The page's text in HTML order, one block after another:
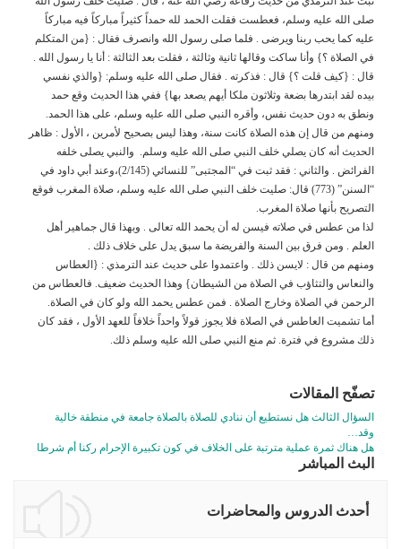
صلى الله عليه وسلم، فعطست فقلت الحمد لله حمداً كثيراً مباركاً فيه مباركاً
عليه كما يحب ربنا ويرضى . فلما صلى رسول الله وانصرف فقال : {من المتكلم
في الصلاة ؟} وأنا ساكت وقالها ثانية وثالثة ، فقلت بعد الثالثة : أنا يا رسول الله .
قال : {كيف قلت ؟} قال : فذكرته . فقال صلى الله عليه وسلم: {والذي نفسي
بيده لقد ابتدرها بضعة وثلاثون ملكا أيهم يصعد بها} ففي هذا الحديث وقع حمد
ونطق به دون حديث نفس، وأقره النبي صلى الله عليه وسلم، على هذا الحمد.
ومنهم من قال إن هذه الصلاة كانت سنة، وهذا ليس بصحيح لأمرين ، الأول : ظاهر
الحديث أنه كان يصلي خلف النبي صلى الله عليه وسلم. والنبي يصلى خلفه
الفرائض . والثاني : فقد ثبت في “المجتبى” للنسائي (2/145)،وعند أبي داود في
“السنن” (773) قال: صليت خلف النبي صلى الله عليه وسلم، صلاة المغرب فوقع
التصريح بأنها صلاة المغرب.
لذا من عطس في صلاته فيسن له أن يحمد الله تعالى . وبهذا قال جماهير أهل
العلم . ومن فرق بين السنة والفريضة ما سبق يدل على خلاف ذلك .
ومنهم من قال : لايسن ذلك . واعتمدوا على حديث عند الترمذي : {العطاس
والنعاس والتثاؤب في الصلاة من الشيطان} وهذا الحديث ضعيف. فالعطاس من
الرحمن في الصلاة وخارج الصلاة . فمن عطس يحمد الله ولو كان في الصلاة.
أما تشميت العاطس في الصلاة فلا يجوز قولاً واحداً خلافاً للعهد الأول ، فقد كان
ذلك مشروع في فترة. ثم منع النبي صلى الله عليه وسلم ذلك.
تصفّح المقالات
السؤال الثالث هل نستطيع أن ننادي للصلاة بالصلاة جامعة في منطقة خالية
وقد…
هل هناك ثمرة عملية مترتبة على الخلاف في كون تكبيرة الإحرام ركنا أم شرطا
البث المباشر
أحدث الدروس والمحاضرات